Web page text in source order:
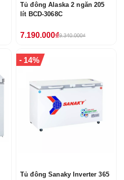
Tủ đông Alaska 2 ngăn 205
lít BCD-3068C
7.190.000₫9.340.000₫
-14%
Tủ đông Sanaky Inverter 365